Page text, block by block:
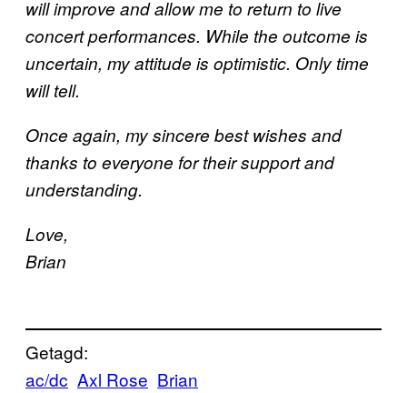
will improve and allow me to return to live
concert performances. While the outcome is
uncertain, my attitude is optimistic. Only time
will tell.
Once again, my sincere best wishes and
thanks to everyone for their support and
understanding.
Love,
Brian
Getagd:
ac/dc Axl Rose Brian